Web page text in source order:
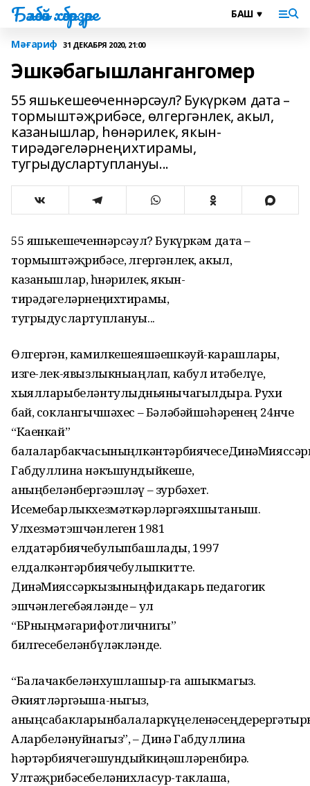
Бәләбәй хәбәрҙәре
Мәғариф 31 ДЕКАБРЯ 2020, 21:00
Эшкәбагышлангангомер
55 яшькешеөченнәрсәул? Букүркәм дата –
тормыштәҗрибәсе, өлгергәнлек, акыл,
казанышлар, һөнәрилек, якын-
тирәдәгеләрнеңихтирамы,
тугрыдуслартуплануы...
55 яшькешеөченнәрсәул? Букүркәм дата –
тормыштәҗрибәсе, өлгергәнлек, акыл,
казанышлар, һөнәрилек, якын-
тирәдәгеләрнеңихтирамы,
тугрыдуслартуплануы...
Өлгергән, камилкешеяшәешкәуй-карашлары,
изге-лек-явызлыкныаңлап, кабул итәбелүе,
хыялларыбеләнтулыдөньянычагылдыра. Рухи
бай, соклангычшәхес – Бәләбәйшәһәренең 24нче
“Каенкай”
Габдуллина нәкъшундыйкеше,
аныңбеләнбергәэшләү – зурбәхет.
Исемебарлыкхезмәткәрләргәяхшытаныш.
Улхезмәтэшчәнлеген 1981
елдатәрбиячебулыпбашлады, 1997
елдаөлкәнтәрбиячебулыпкитте.
ДинәМияссәркызыныңфидакарь педагогик
эшчәнлегебәяләнде – ул
“БРныңмәгарифотличнигы”
билгесебеләнбүләкләнде.
“Балачакбеләнхушлашыр-га ашыкмагыз.
Әкиятләргәыша-ныгыз,
Аларбеләнуйнагыз”, – Динә Габдуллина
һәртәрбиячегәшундыйкиңәшләренбирә.
Ултәҗрибәсебеләнихласур-таклаша,